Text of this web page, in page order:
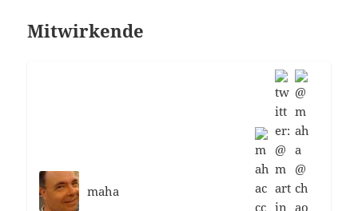
Mitwirkende
maha